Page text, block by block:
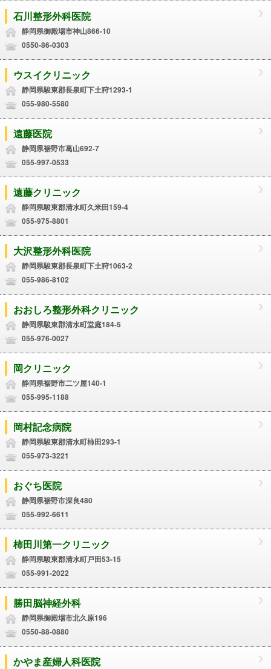
石川整形外科医院
静岡県御殿場市神山866-10
0550-86-0303
ウスイクリニック
静岡県駿東郡長泉町下土狩1293-1
055-980-5580
遠藤医院
静岡県裾野市葛山692-7
055-997-0533
遠藤クリニック
静岡県駿東郡清水町久米田159-4
055-975-8801
大沢整形外科医院
静岡県駿東郡長泉町下土狩1063-2
055-986-8102
おおしろ整形外科クリニック
静岡県駿東郡清水町堂庭184-5
055-976-0027
岡クリニック
静岡県裾野市二ツ屋140-1
055-995-1188
岡村記念病院
静岡県駿東郡清水町柿田293-1
055-973-3221
おぐち医院
静岡県裾野市深良480
055-992-6611
柿田川第一クリニック
静岡県駿東郡清水町戸田53-15
055-991-2022
勝田脳神経外科
静岡県御殿場市北久原196
0550-88-0880
かやま産婦人科医院